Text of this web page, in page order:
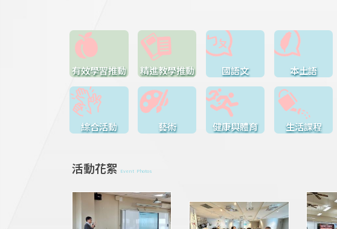
有效學習推動 精進教學推動 國語文 本土語
綜合活動 藝術 健康與體育 生活課程
活動花絮 Event Photos